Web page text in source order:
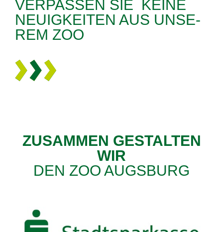
VER­PAS­SEN SIE ­ KEI­NE
NEU­IG­KEI­TEN AUS ­UN­SE­
REM ZOO
ZU­SAM­MEN GE­STAL­TEN
WIR
DEN ZOO AUGS­BURG